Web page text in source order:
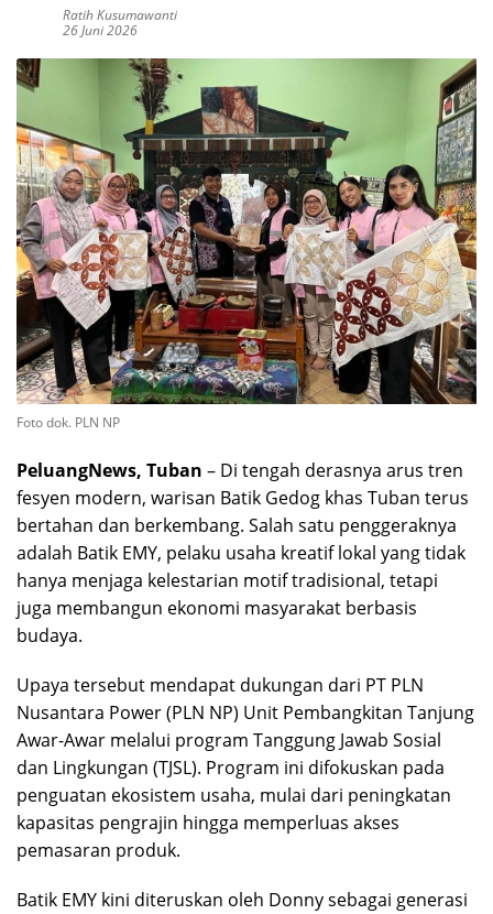
Ratih Kusumawanti
26 Juni 2026
Foto dok. PLN NP
PeluangNews, Tuban – Di tengah derasnya arus tren
fesyen modern, warisan Batik Gedog khas Tuban terus
bertahan dan berkembang. Salah satu penggeraknya
adalah Batik EMY, pelaku usaha kreatif lokal yang tidak
hanya menjaga kelestarian motif tradisional, tetapi
juga membangun ekonomi masyarakat berbasis
budaya.
Upaya tersebut mendapat dukungan dari PT PLN
Nusantara Power (PLN NP) Unit Pembangkitan Tanjung
Awar-Awar melalui program Tanggung Jawab Sosial
dan Lingkungan (TJSL). Program ini difokuskan pada
penguatan ekosistem usaha, mulai dari peningkatan
kapasitas pengrajin hingga memperluas akses
pemasaran produk.
Batik EMY kini diteruskan oleh Donny sebagai generasi